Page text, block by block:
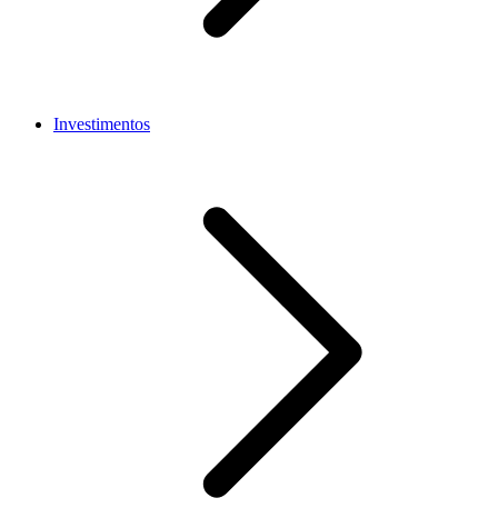
Investimentos